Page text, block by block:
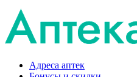
Адреса аптек